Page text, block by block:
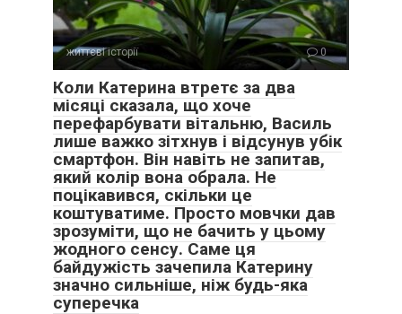
життєві історії 0
Коли Катерина втретє за два
місяці сказала, що хоче
перефарбувати вітальню, Василь
лише важко зітхнув і відсунув убік
смартфон. Він навіть не запитав,
який колір вона обрала. Не
поцікавився, скільки це
коштуватиме. Просто мовчки дав
зрозуміти, що не бачить у цьому
жодного сенсу. Саме ця
байдужість зачепила Катерину
значно сильніше, ніж будь-яка
суперечка